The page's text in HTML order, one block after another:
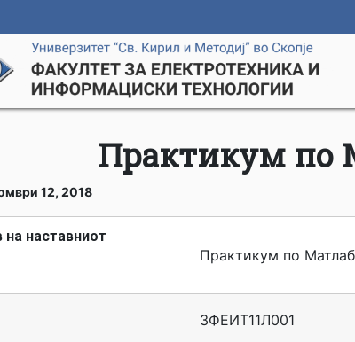
Практикум по
12, 2018
наставниот
Практикум по Матлаб
3ФЕИТ11Л001